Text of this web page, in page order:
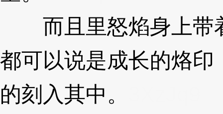
而且里怒焰身上带
都可以说是成长的烙
的刻入其中。